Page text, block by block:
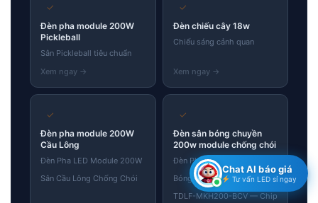
✓
Đèn pha module 200W
Pickleball
Sân Pickleball tiêu chuẩn
✓
Đèn chiếu cây 18w
Chiếu sáng cảnh quan
✓
Đèn pha module 200W
Cầu Lông
Đèn Pha LED Module 200W
Sân Cầu Lông Chống Chói
✓
Đèn sân bóng chuyền
200w module chống chói
Đèn Pha LED 200W Sân
Bóng Chuyền Chống Chói
TDLF-MKH200-BCV — Chip
Chat AI báo giá
Tư vấn LED sỉ ngay